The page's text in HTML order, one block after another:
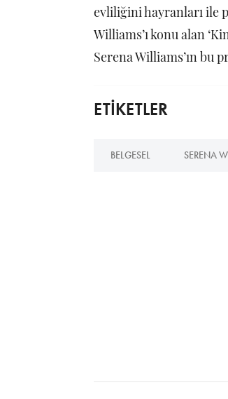
evliliğini hayranları ile
Williams’ı konu alan
Serena Williams’ın bu
ETİKETLER
BELGESEL SERENA